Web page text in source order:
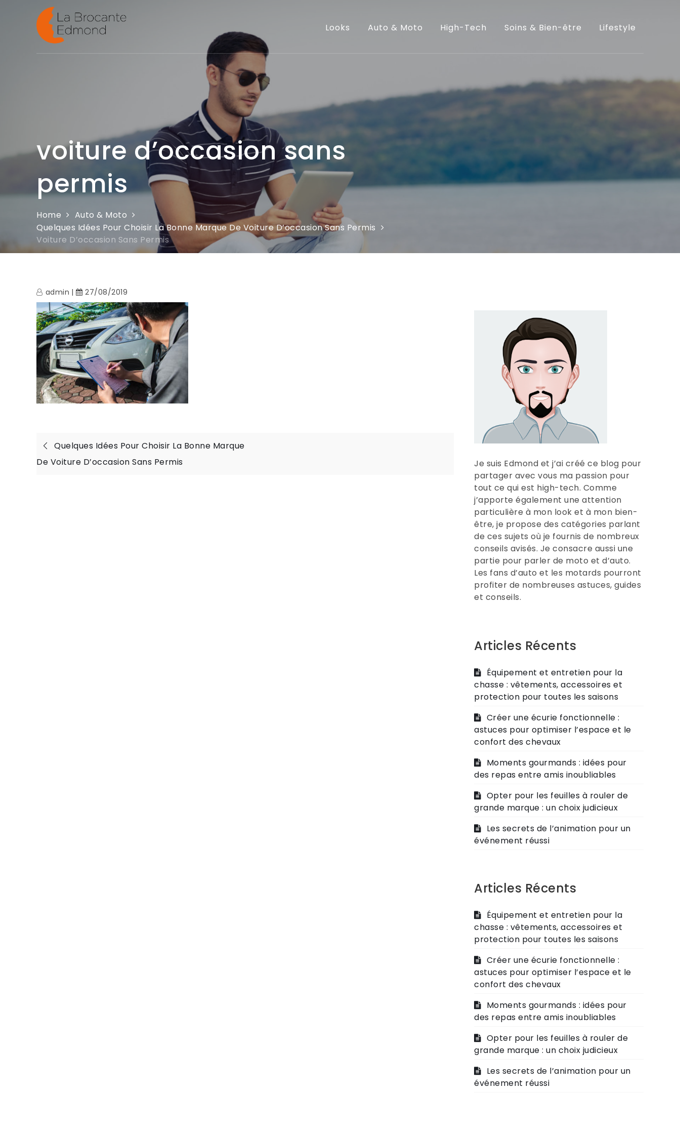
La brocante Edmond Looks Auto & Moto High-Tech Soins & Bien-être Lifestyle
voiture d’occasion sans
permis
Home
Auto & Moto
Quelques Idées Pour Choisir La Bonne Marque De Voiture D’occasion Sans Permis
Voiture D’occasion Sans Permis
admin 27/08/2019
Navigation
Quelques Idées Pour Choisir La Bonne Marque
De Voiture D’occasion Sans Permis
Je suis Edmond et j’ai créé ce blog pour
partager avec vous ma passion pour
tout ce qui est high-tech. Comme
j’apporte également une attention
particulière à mon look et à mon bien-
être, je propose des catégories parlant
de ces sujets où je fournis de nombreux
conseils avisés. Je consacre aussi une
partie pour parler de moto et d’auto.
Les fans d’auto et les motards pourront
profiter de nombreuses astuces, guides
et conseils.
Articles Récents
Équipement et entretien pour la
chasse : vêtements, accessoires et
protection pour toutes les saisons
Créer une écurie fonctionnelle :
astuces pour optimiser l’espace et le
confort des chevaux
Moments gourmands : idées pour
des repas entre amis inoubliables
Opter pour les feuilles à rouler de
grande marque : un choix judicieux
Les secrets de l’animation pour un
événement réussi
Articles Récents
Équipement et entretien pour la
chasse : vêtements, accessoires et
protection pour toutes les saisons
Créer une écurie fonctionnelle :
astuces pour optimiser l’espace et le
confort des chevaux
Moments gourmands : idées pour
des repas entre amis inoubliables
Opter pour les feuilles à rouler de
grande marque : un choix judicieux
Les secrets de l’animation pour un
événement réussi